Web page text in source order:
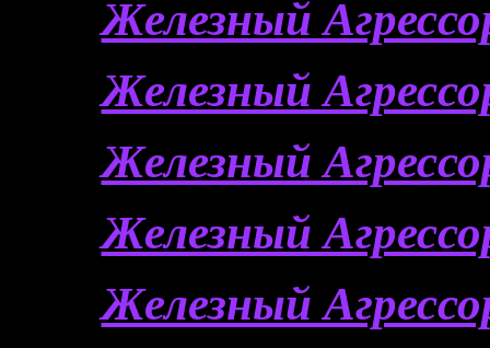
Железный
Железный
Железный
Железный
Железный